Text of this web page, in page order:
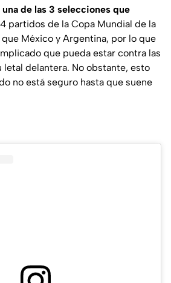
de las 3 selecciones que
partidos de la Copa Mundial de la
México y Argentina, por lo que
que pueda estar contra las
letal delantera. No obstante, esto
no está seguro hasta que suene